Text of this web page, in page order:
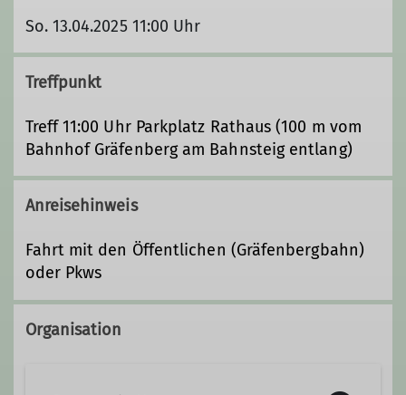
So. 13.04.2025 11:00 Uhr
Treffpunkt
Treff 11:00 Uhr Parkplatz Rathaus (100 m vom
Bahnhof Gräfenberg am Bahnsteig entlang)
Anreisehinweis
Fahrt mit den Öffentlichen (Gräfenbergbahn)
oder Pkws
Organisation